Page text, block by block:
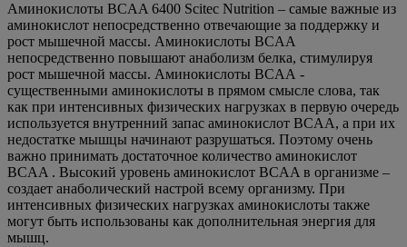
Аминокислоты BCAA 6400 Scitec Nutrition – самые важные из
аминокислот непосредственно отвечающие за поддержку и
рост мышечной массы. Аминокислоты BCAA
непосредственно повышают анаболизм белка, стимулируя
рост мышечной массы. Аминокислоты BCAA -
существенными аминокислоты в прямом смысле слова, так
как при интенсивных физических нагрузках в первую очередь
используется внутренний запас аминокислот BCAA, а при их
недостатке мышцы начинают разрушаться. Поэтому очень
важно принимать достаточное количество аминокислот
BCAA . Высокий уровень аминокислот BCAA в организме –
создает анаболический настрой всему организму. При
интенсивных физических нагрузках аминокислоты также
могут быть использованы как дополнительная энергия для
мышц.